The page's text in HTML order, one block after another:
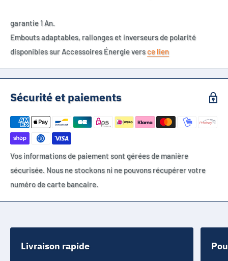
garantie 1 An.
Embouts adaptables, rallonges et inverseurs de polarité
disponibles sur Accessoires Énergie versce lien
Sécurité et paiements
Vos informations de paiement sont gérées de manière
sécurisée. Nous ne stockons ni ne pouvons récupérer votre
numéro de carte bancaire.
Livraison rapide